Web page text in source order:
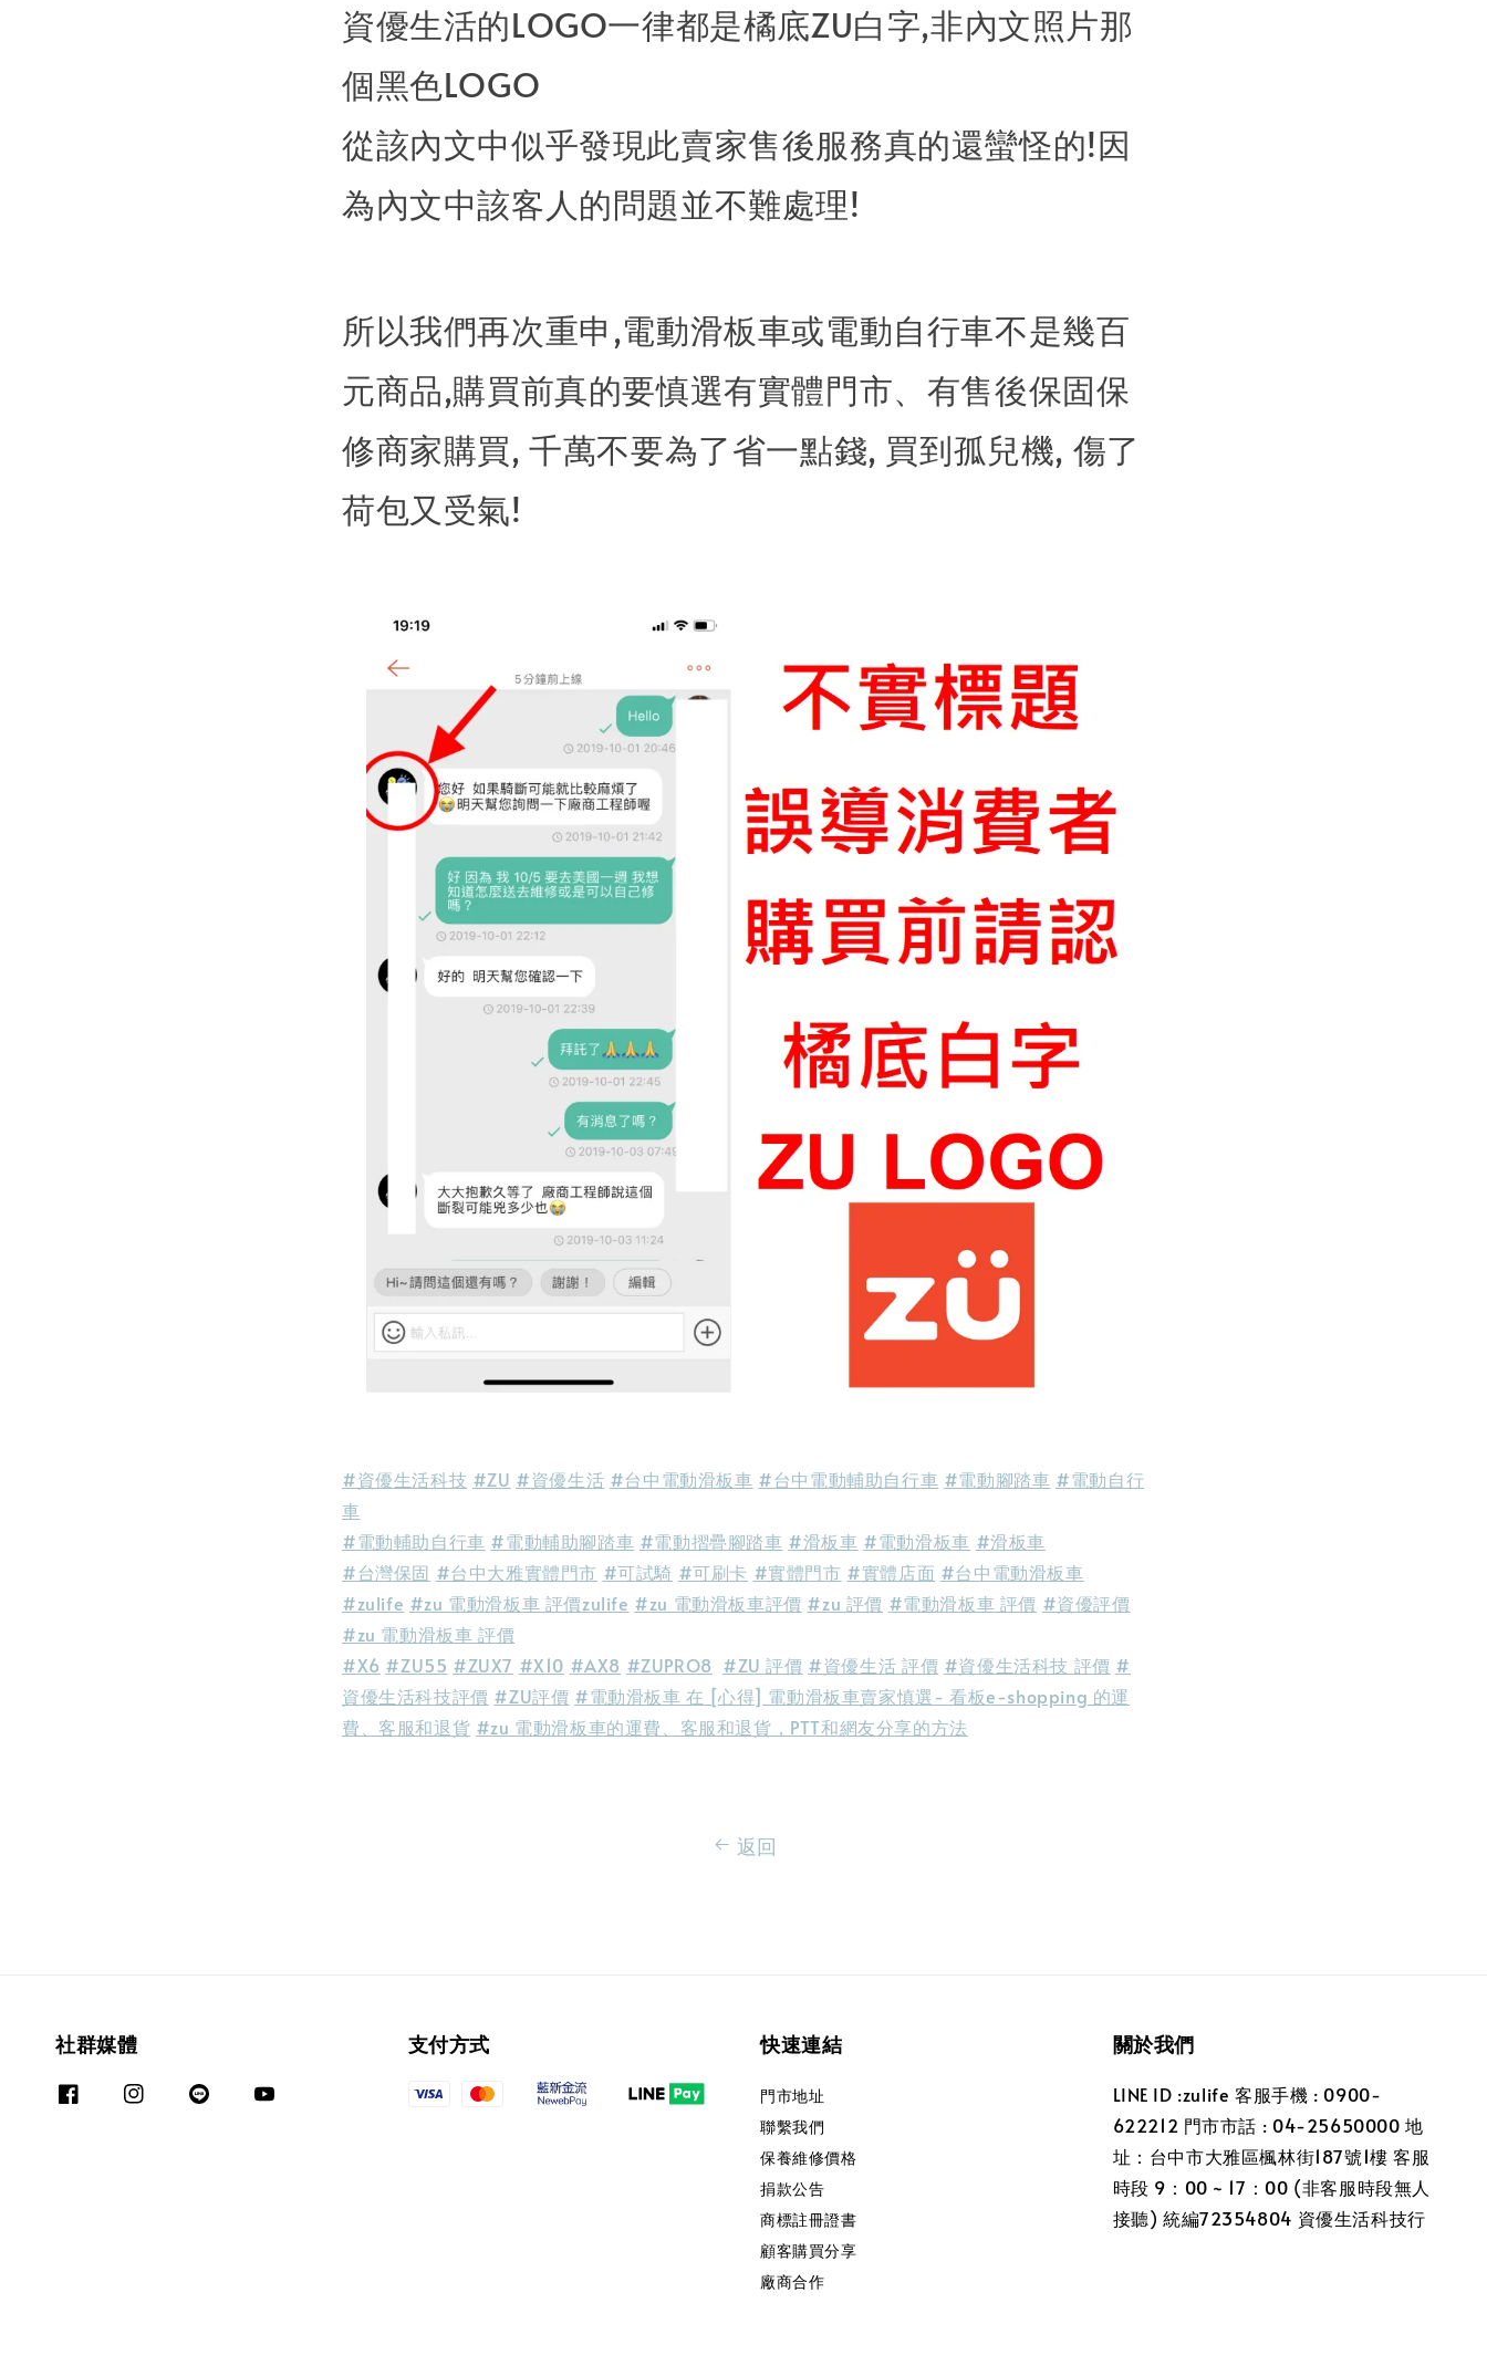
資優生活的LOGO一律都是橘底ZU白字,非內文照片那
個黑色LOGO
從該內文中似乎發現此賣家售後服務真的還蠻怪的!因
為內文中該客人的問題並不難處理!
所以我們再次重申,電動滑板車或電動自行車不是幾百
元商品,購買前真的要慎選有實體門市、有售後保固保
修商家購買, 千萬不要為了省一點錢, 買到孤兒機, 傷了
荷包又受氣!
#資優生活科技 #ZU #資優生活 #台中電動滑板車 #台中電動輔助自行車 #電動腳踏車 #電動自行
車
#電動輔助自行車 #電動輔助腳踏車 #電動摺疊腳踏車 #滑板車 #電動滑板車 #滑板車
#台灣保固 #台中大雅實體門市 #可試騎 #可刷卡 #實體門市 #實體店面 #台中電動滑板車
#zulife #zu 電動滑板車 評價zulife #zu 電動滑板車評價 #zu 評價 #電動滑板車 評價 #資優評價
#zu 電動滑板車 評價
#X6 #ZU55 #ZUX7 #X10 #AX8 #ZUPRO8 #ZU評價 #資優生活 評價 #資優生活科技 評價 #
資優生活科技評價 #ZU評價 #電動滑板車 在 [心得] 電動滑板車賣家慎選- 看板e-shopping 的運
費、客服和退貨 #zu 電動滑板車的運費、客服和退貨，PTT和網友分享的方法
返回
社群媒體 支付方式 快速連結
門市地址
聯繫我們
保養維修價格
捐款公告
商標註冊證書
顧客購買分享
廠商合作
關於我們
LINE ID :zulife 客服手機 : 0900-
622212 門市市話 : 04-25650000 地
址：台中市大雅區楓林街187號1樓 客服
時段 9：00 ~ 17：00 (非客服時段無人
接聽) 統編72354804 資優生活科技行